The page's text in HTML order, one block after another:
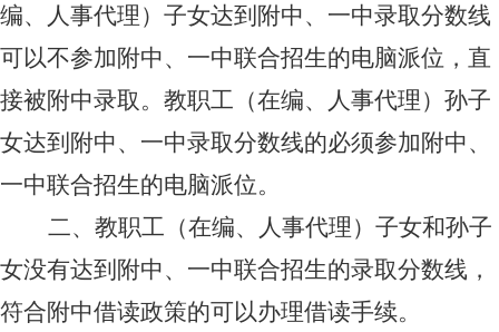
编、人事代理）子女达到附中、一中录取分数线
可以不参加附中、一中联合招生的电脑派位，直
接被附中录取。教职工（在编、人事代理）孙子
女达到附中、一中录取分数线的必须参加附中、
一中联合招生的电脑派位。
二、教职工（在编、人事代理）子女和孙子
女没有达到附中、一中联合招生的录取分数线，
符合附中借读政策的可以办理借读手续。